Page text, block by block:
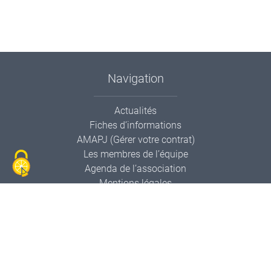
Navigation
Actualités
Fiches d’informations
AMAPJ (Gérer votre contrat)
Les membres de l’équipe
Agenda de l’association
Mentions légales